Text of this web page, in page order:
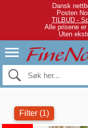
Dansk
Posten
TILBUD -
Alle prisene
Uten
Filter (1)